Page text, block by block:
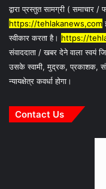
द्वारा प्रस्तुत सामग्री ( समाचार /
https://tehlakanews,com
स्वीकार करता है। https://
संवाददाता / खबर देने वाला स्वयं
उसके स्वामी, मुद्रक, प्रकाशक,
न्यायक्षेत्र कवर्धा होगा।
Contact Us